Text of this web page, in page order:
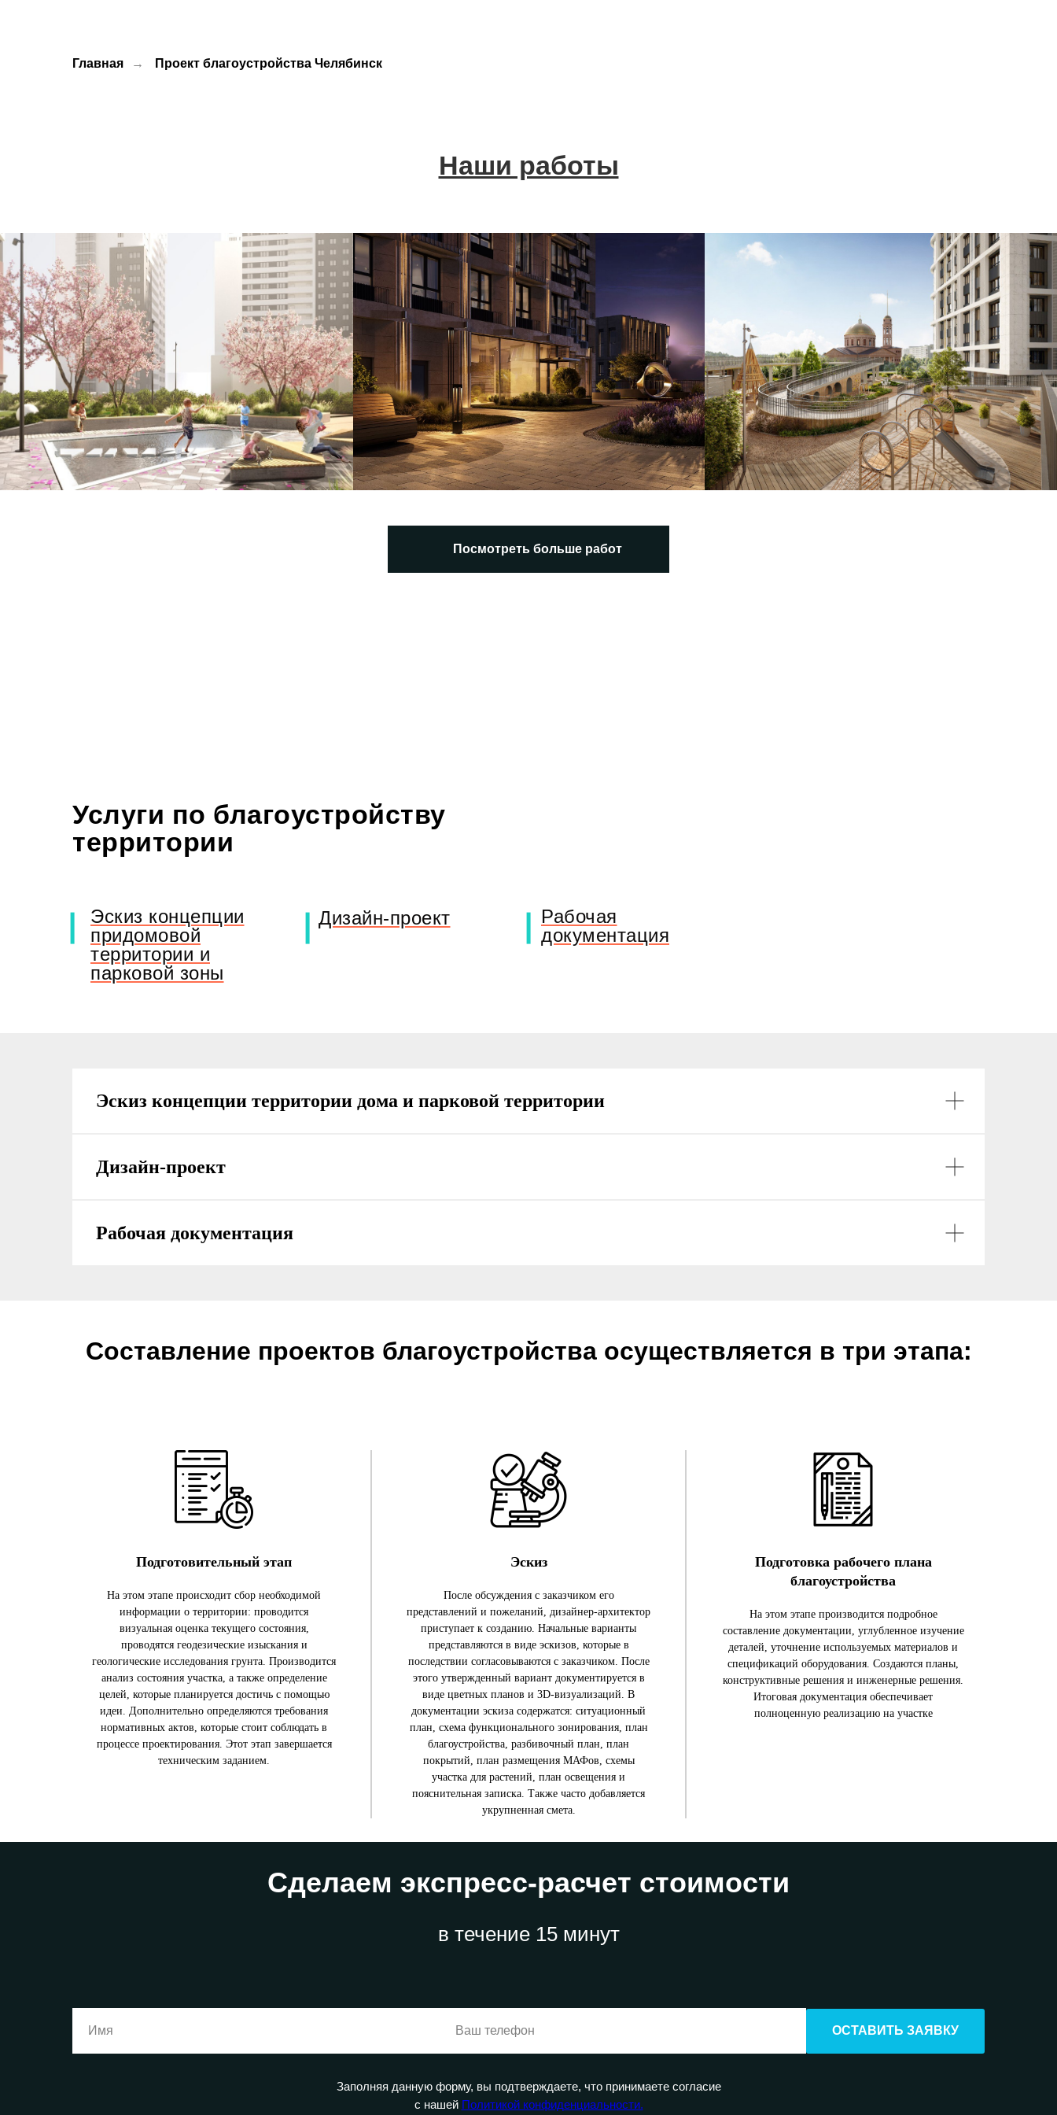
Главная → Проект благоустройства Челябинск
Наши работы
Разработка дизайн проекта и рабочей
документации благоустройства
придомовой территории жилого комплекса
"Каменные палатки"
Общество Малышева 73, г. Екатеринбург
Смотреть дизайн-проект
Разработка дизайн-проекта
благоустройства жилого комплекса
"Пьермонт"
Смотреть дизайн-проект
Разработка дизайн проект благоустройства
придомовой территории для клубного
квартала "Aurum"
Группа компаний СТРОЙТЭК, г. Уфа
Смотреть дизайн-проект
Посмотреть больше работ
Услуги по благоустройству
территории
Дизайн-проект
Эскиз концепции
придомовой
территории и
парковой зоны
Рабочая
документация
Эскиз концепции территории дома и парковой территории
Дизайн-проект
Рабочая документация
Составление проектов благоустройства осуществляется в три этапа:
Подготовительный этап
На этом этапе происходит сбор необходимой
информации о территории: проводится
визуальная оценка текущего состояния,
проводятся геодезические изыскания и
геологические исследования грунта. Производится
анализ состояния участка, а также определение
целей, которые планируется достичь с помощью
идеи. Дополнительно определяются требования
нормативных актов, которые стоит соблюдать в
процессе проектирования. Этот этап завершается
техническим заданием.
Эскиз
После обсуждения с заказчиком его
представлений и пожеланий, дизайнер-архитектор
приступает к созданию. Начальные варианты
представляются в виде эскизов, которые в
последствии согласовываются с заказчиком. После
этого утвержденный вариант документируется в
виде цветных планов и 3D-визуализаций. В
документации эскиза содержатся: ситуационный
план, схема функционального зонирования, план
благоустройства, разбивочный план, план
покрытий, план размещения МАФов, схемы
участка для растений, план освещения и
пояснительная записка. Также часто добавляется
укрупненная смета.
Подготовка рабочего плана
благоустройства
На этом этапе производится подробное
составление документации, углубленное изучение
деталей, уточнение используемых материалов и
спецификаций оборудования. Создаются планы,
конструктивные решения и инженерные решения.
Итоговая документация обеспечивает
полноценную реализацию на участке
Сделаем экспресс-расчет стоимости
в течение 15 минут
ОСТАВИТЬ ЗАЯВКУ
Заполняя данную форму, вы подтверждаете, что принимаете согласие
с нашей Политикой конфиденциальности.